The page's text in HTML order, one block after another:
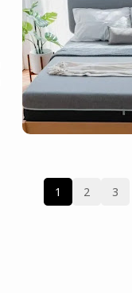
2
1 2 3